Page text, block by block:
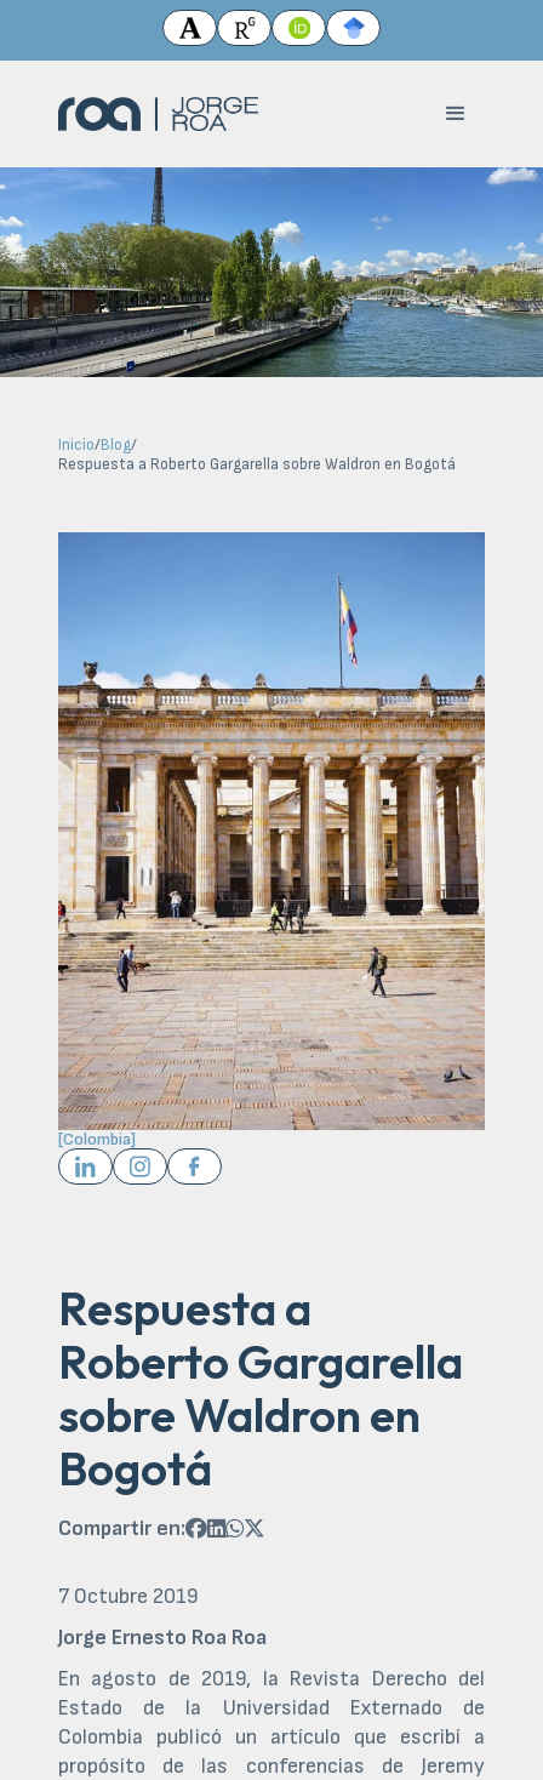
Inicio/Blog/
Respuesta a Roberto Gargarella sobre Waldron en Bogotá
[Colombia]
Respuesta a
Roberto Gargarella
sobre Waldron en
Bogotá
Compartir en:
7 Octubre 2019
Jorge Ernesto Roa Roa
En agosto de 2019, la Revista Derecho del
Estado de la Universidad Externado de
Colombia publicó un artículo que escribí a
propósito de las conferencias de Jeremy